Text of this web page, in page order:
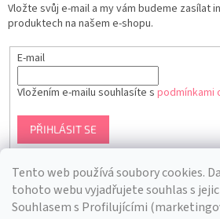
Tento web používá soubory cookies.
tohoto webu vyjadřujete souhlas s
Souhlasem s Profilujícími
Vložte svůj e-mail a my vám budeme zasílat
produktech na našem e-shopu.
E-mail
Vložením e-mailu souhlasíte s podmínkami
PŘIHLÁSIT SE